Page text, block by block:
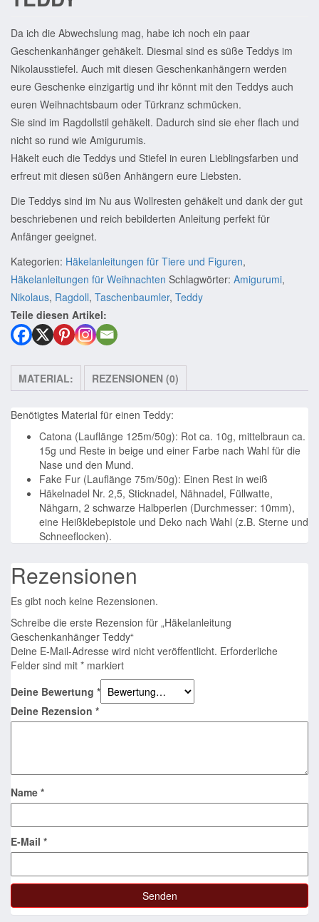
Da ich die Abwechslung mag, habe ich noch ein paar
Geschenkanhänger gehäkelt. Diesmal sind es süße Teddys im
Nikolausstiefel. Auch mit diesen Geschenkanhängern werden
eure Geschenke einzigartig und ihr könnt mit den Teddys auch
euren Weihnachtsbaum oder Türkranz schmücken.
Sie sind im Ragdollstil gehäkelt. Dadurch sind sie eher flach und
nicht so rund wie Amigurumis.
Häkelt euch die Teddys und Stiefel in euren Lieblingsfarben und
erfreut mit diesen süßen Anhängern eure Liebsten.
Die Teddys sind im Nu aus Wollresten gehäkelt und dank der gut
beschriebenen und reich bebilderten Anleitung perfekt für
Anfänger geeignet.
Kategorien: Häkelanleitungen für Tiere und Figuren,
Häkelanleitungen für Weihnachten Schlagwörter: Amigurumi,
Nikolaus, Ragdoll, Taschenbaumler, Teddy
Teile diesen Artikel:
MATERIAL: REZENSIONEN (0)
Benötigtes Material für einen Teddy:
Catona (Lauflänge 125m/50g): Rot ca. 10g, mittelbraun ca.
15g und Reste in beige und einer Farbe nach Wahl für die
Nase und den Mund.
Fake Fur (Lauflänge 75m/50g): Einen Rest in weiß
Häkelnadel Nr. 2,5, Sticknadel, Nähnadel, Füllwatte,
Nähgarn, 2 schwarze Halbperlen (Durchmesser: 10mm),
eine Heißklebepistole und Deko nach Wahl (z.B. Sterne und
Schneeflocken).
Rezensionen
Es gibt noch keine Rezensionen.
Schreibe die erste Rezension für „Häkelanleitung
Geschenkanhänger Teddy“
Deine E-Mail-Adresse wird nicht veröffentlicht. Erforderliche
Felder sind mit * markiert
Deine Bewertung *
Deine Rezension *
Name *
E-Mail *